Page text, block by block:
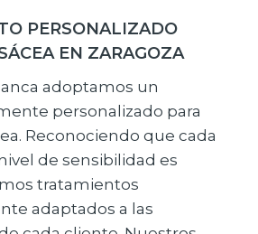
PERSONALIZADO
EN ZARAGOZA
adoptamos un
personalizado para
Reconociendo que cada
de sensibilidad es
tratamientos
adaptados a las